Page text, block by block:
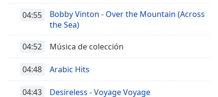
04:55
Bobby Vinton - Over the Mountain (Across
the Sea)
04:52 Música de colección
04:48 Arabic Hits
04:43 Desireless - Voyage Voyage